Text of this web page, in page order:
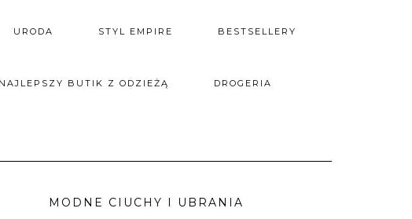
URODA STYL EMPIRE BESTSELLERY
NAJLEPSZY BUTIK Z ODZIEŻĄ DROGERIA
MODNE CIUCHY I UBRANIA